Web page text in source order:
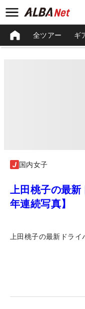
全ツアー ギ
国内女子
上田桃子の最
年連続写真】
上田桃子の最新ドラ